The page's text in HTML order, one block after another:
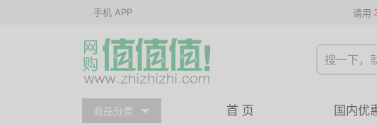
手机 APP 请用
商品分类 首 页 国内优